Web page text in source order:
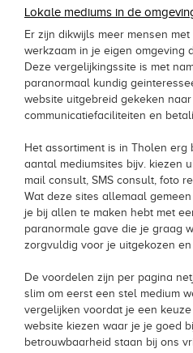
Lokale mediums in de
Er zijn dikwijls meer mensen
werkzaam in je eigen omgeving
Deze vergelijkingssite is met
paranormaal kundig
website uitgebreid gekeken
communicatiefaciliteiten en
Het assortiment is in Tholen erg
aantal mediumsites bijv. kiezen
mail consult, SMS consult, foto
Wat deze sites allemaal
je bij allen te maken hebt met
paranormale gave die je graag
zorgvuldig voor je uitgekozen
De voordelen zijn per pagina
slim om eerst een stel medium
vergelijken voordat je een
website kiezen waar je je goed
betrouwbaarheid staan bij ons